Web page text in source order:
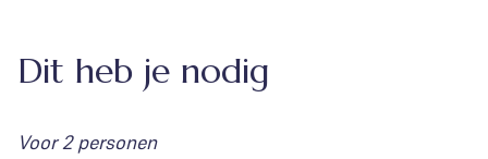
Dit heb je nodig
Voor 2 personen